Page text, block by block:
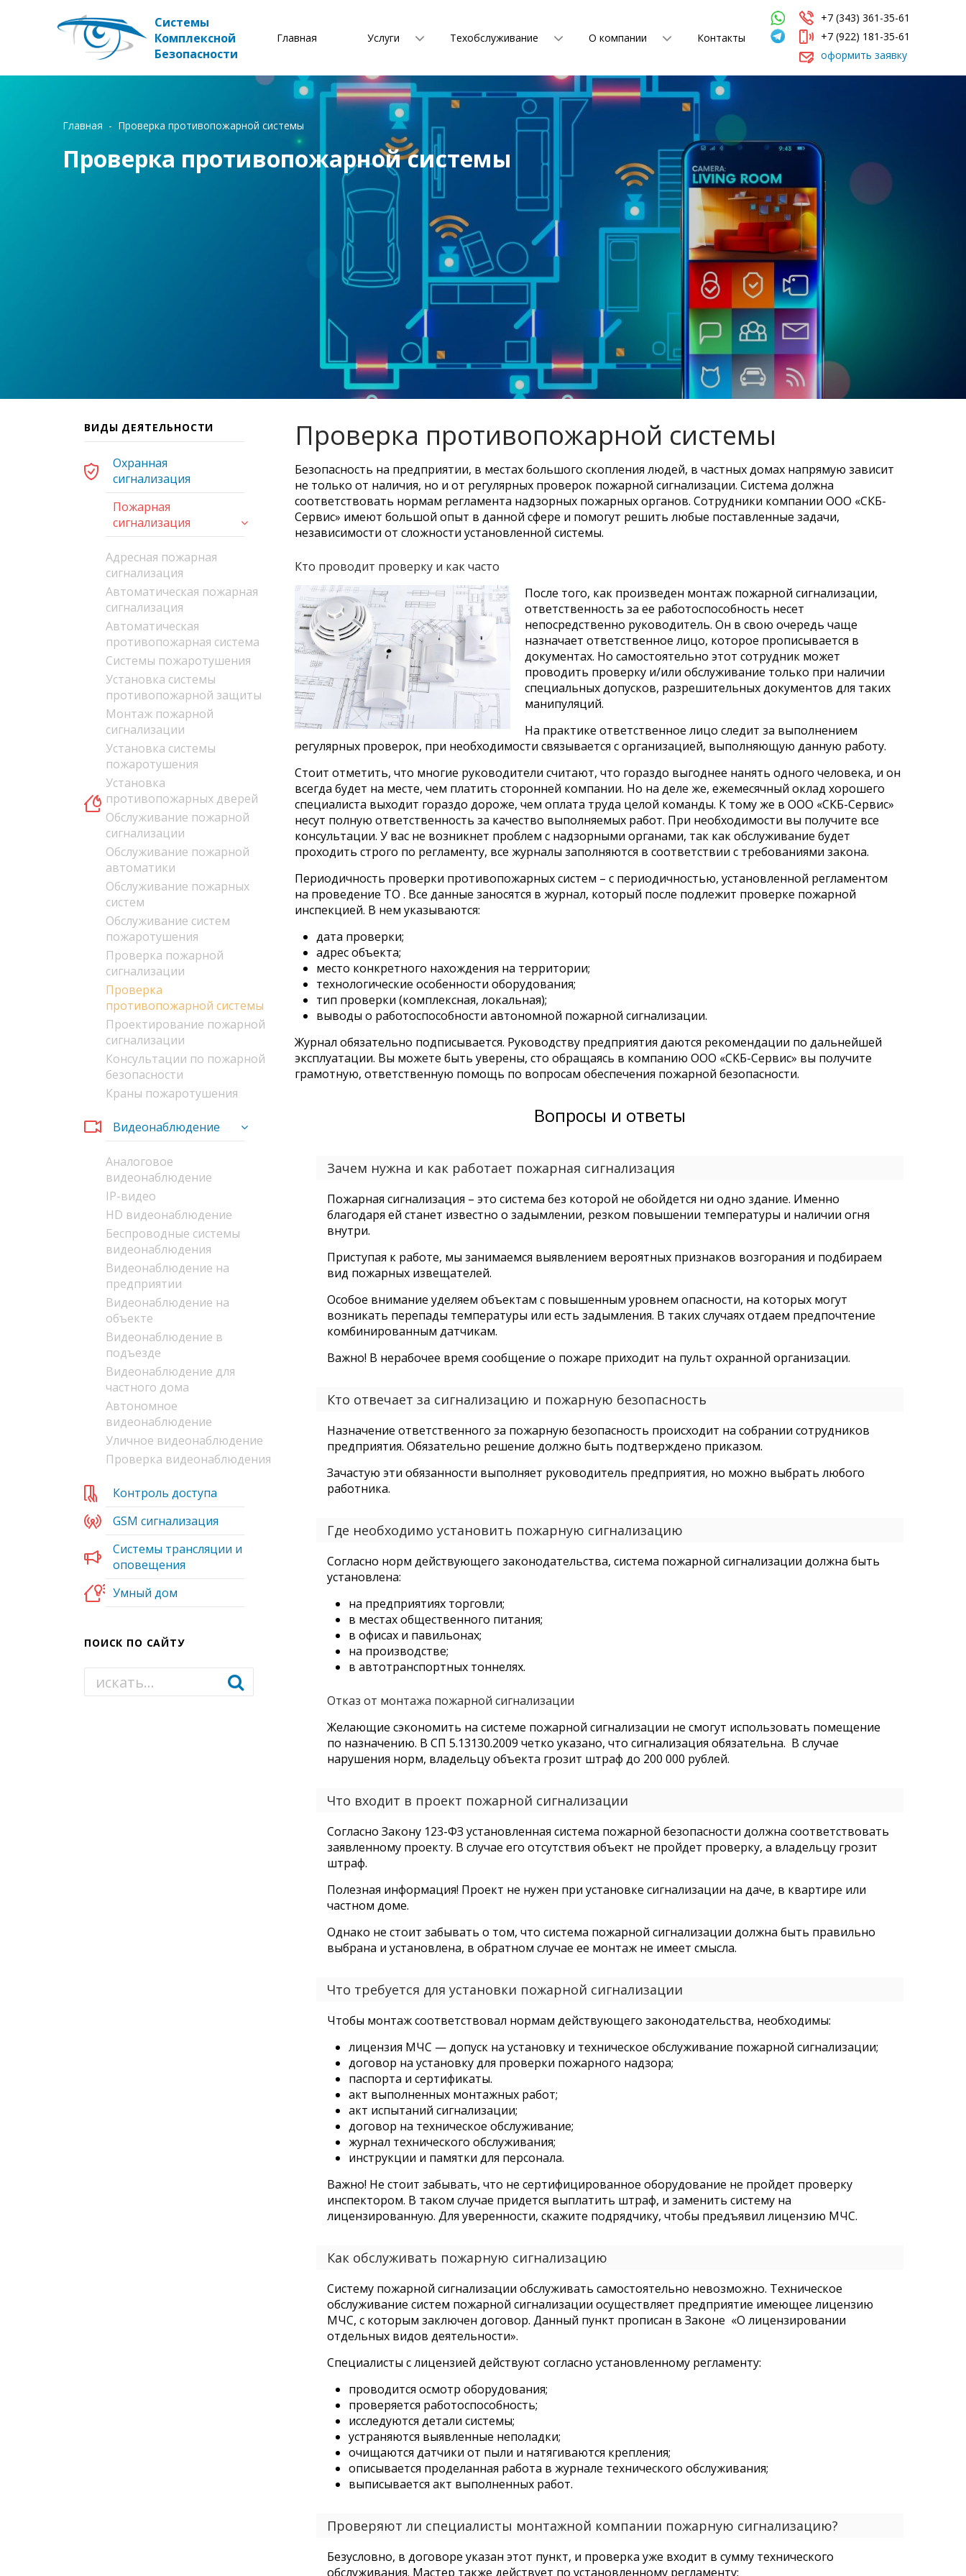
Системы
Комплексной
Безопасности
Главная Услуги Техобслуживание О компании Контакты
+7 (343) 361-35-61
+7 (922) 181-35-61
оформить заявку
Главная Проверка противопожарной системы
Проверка противопожарной системы
ВИДЫ ДЕЯТЕЛЬНОСТИ
Охранная
сигнализация
Пожарная
сигнализация
Адресная пожарная
сигнализация
Автоматическая пожарная
сигнализация
Автоматическая
противопожарная система
Системы пожаротушения
Установка системы
противопожарной защиты
Монтаж пожарной
сигнализации
Установка системы
пожаротушения
Установка
противопожарных дверей
Обслуживание пожарной
сигнализации
Обслуживание пожарной
автоматики
Обслуживание пожарных
систем
Обслуживание систем
пожаротушения
Проверка пожарной
сигнализации
Проверка
противопожарной системы
Проектирование пожарной
сигнализации
Консультации по пожарной
безопасности
Краны пожаротушения
Видеонаблюдение
Аналоговое
видеонаблюдение
IP-видео
HD видеонаблюдение
Беспроводные системы
видеонаблюдения
Видеонаблюдение на
предприятии
Видеонаблюдение на
объекте
Видеонаблюдение в
подъезде
Видеонаблюдение для
частного дома
Автономное
видеонаблюдение
Уличное видеонаблюдение
Проверка видеонаблюдения
Контроль доступа
GSM сигнализация
Системы трансляции и
оповещения
Умный дом
ПОИСК ПО САЙТУ
Проверка противопожарной системы
Безопасность на предприятии, в местах большого скопления людей, в частных домах напрямую зависит
не только от наличия, но и от регулярных проверок пожарной сигнализации. Система должна
соответствовать нормам регламента надзорных пожарных органов. Сотрудники компании ООО «СКБ-
Сервис» имеют большой опыт в данной сфере и помогут решить любые поставленные задачи,
независимости от сложности установленной системы.
Кто проводит проверку и как часто
После того, как произведен монтаж пожарной сигнализации,
ответственность за ее работоспособность несет
непосредственно руководитель. Он в свою очередь чаще
назначает ответственное лицо, которое прописывается в
документах. Но самостоятельно этот сотрудник может
проводить проверку и/или обслуживание только при наличии
специальных допусков, разрешительных документов для таких
манипуляций.
На практике ответственное лицо следит за выполнением
регулярных проверок, при необходимости связывается с организацией, выполняющую данную работу.
Стоит отметить, что многие руководители считают, что гораздо выгоднее нанять одного человека, и он
всегда будет на месте, чем платить сторонней компании. Но на деле же, ежемесячный оклад хорошего
специалиста выходит гораздо дороже, чем оплата труда целой команды. К тому же в ООО «СКБ-Сервис»
несут полную ответственность за качество выполняемых работ. При необходимости вы получите все
консультации. У вас не возникнет проблем с надзорными органами, так как обслуживание будет
проходить строго по регламенту, все журналы заполняются в соответствии с требованиями закона.
Периодичность проверки противопожарных систем – с периодичностью, установленной регламентом
на проведение ТО . Все данные заносятся в журнал, который после подлежит проверке пожарной
инспекцией. В нем указываются:
дата проверки;
адрес объекта;
место конкретного нахождения на территории;
технологические особенности оборудования;
тип проверки (комплексная, локальная);
выводы о работоспособности автономной пожарной сигнализации.
Журнал обязательно подписывается. Руководству предприятия даются рекомендации по дальнейшей
эксплуатации. Вы можете быть уверены, сто обращаясь в компанию ООО «СКБ-Сервис» вы получите
грамотную, ответственную помощь по вопросам обеспечения пожарной безопасности.
Вопросы и ответы
Зачем нужна и как работает пожарная сигнализация
Пожарная сигнализация – это система без которой не обойдется ни одно здание. Именно
благодаря ей станет известно о задымлении, резком повышении температуры и наличии огня
внутри.
Приступая к работе, мы занимаемся выявлением вероятных признаков возгорания и подбираем
вид пожарных извещателей.
Особое внимание уделяем объектам с повышенным уровнем опасности, на которых могут
возникать перепады температуры или есть задымления. В таких случаях отдаем предпочтение
комбинированным датчикам.
Важно! В нерабочее время сообщение о пожаре приходит на пульт охранной организации.
Кто отвечает за сигнализацию и пожарную безопасность
Назначение ответственного за пожарную безопасность происходит на собрании сотрудников
предприятия. Обязательно решение должно быть подтверждено приказом.
Зачастую эти обязанности выполняет руководитель предприятия, но можно выбрать любого
работника.
Где необходимо установить пожарную сигнализацию
Согласно норм действующего законодательства, система пожарной сигнализации должна быть
установлена:
на предприятиях торговли;
в местах общественного питания;
в офисах и павильонах;
на производстве;
в автотранспортных тоннелях.
Отказ от монтажа пожарной сигнализации
Желающие сэкономить на системе пожарной сигнализации не смогут использовать помещение
по назначению. В СП 5.13130.2009 четко указано, что сигнализация обязательна. В случае
нарушения норм, владельцу объекта грозит штраф до 200 000 рублей.
Что входит в проект пожарной сигнализации
Согласно Закону 123-ФЗ установленная система пожарной безопасности должна соответствовать
заявленному проекту. В случае его отсутствия объект не пройдет проверку, а владельцу грозит
штраф.
Полезная информация! Проект не нужен при установке сигнализации на даче, в квартире или
частном доме.
Однако не стоит забывать о том, что система пожарной сигнализации должна быть правильно
выбрана и установлена, в обратном случае ее монтаж не имеет смысла.
Что требуется для установки пожарной сигнализации
Чтобы монтаж соответствовал нормам действующего законодательства, необходимы:
лицензия МЧС — допуск на установку и техническое обслуживание пожарной сигнализации;
договор на установку для проверки пожарного надзора;
паспорта и сертификаты.
акт выполненных монтажных работ;
акт испытаний сигнализации;
договор на техническое обслуживание;
журнал технического обслуживания;
инструкции и памятки для персонала.
Важно! Не стоит забывать, что не сертифицированное оборудование не пройдет проверку
инспектором. В таком случае придется выплатить штраф, и заменить систему на
лицензированную. Для уверенности, скажите подрядчику, чтобы предъявил лицензию МЧС.
Как обслуживать пожарную сигнализацию
Систему пожарной сигнализации обслуживать самостоятельно невозможно. Техническое
обслуживание систем пожарной сигнализации осуществляет предприятие имеющее лицензию
МЧС, с которым заключен договор. Данный пункт прописан в Законе «О лицензировании
отдельных видов деятельности».
Специалисты с лицензией действуют согласно установленному регламенту:
проводится осмотр оборудования;
проверяется работоспособность;
исследуются детали системы;
устраняются выявленные неполадки;
очищаются датчики от пыли и натягиваются крепления;
описывается проделанная работа в журнале технического обслуживания;
выписывается акт выполненных работ.
Проверяют ли специалисты монтажной компании пожарную сигнализацию?
Безусловно, в договоре указан этот пункт, и проверка уже входит в сумму технического
обслуживания. Мастер также действует по установленному регламенту: